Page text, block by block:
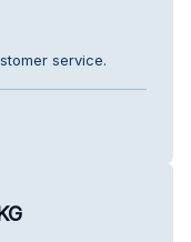
service.